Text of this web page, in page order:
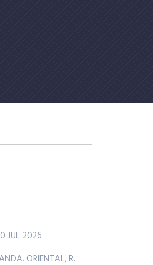
JUL 2026
ORIENTAL, R.